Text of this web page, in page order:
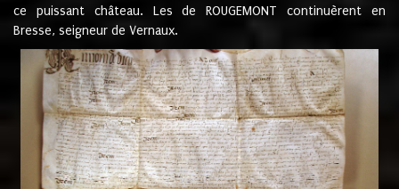
ce puissant château. Les de ROUGEMONT continuèrent en
Bresse, seigneur de Vernaux.